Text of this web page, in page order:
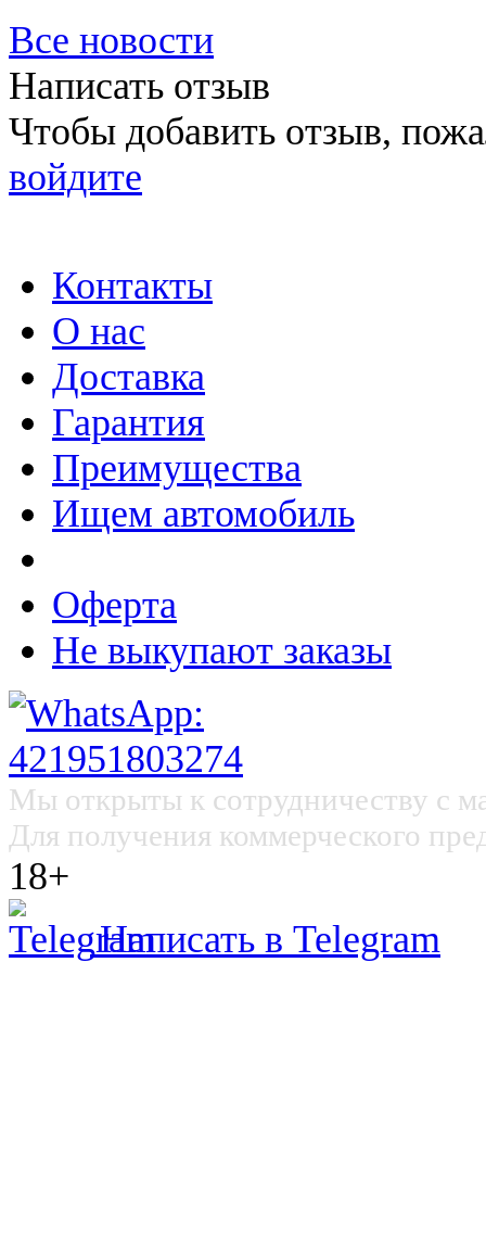
Все новости
Написать отзыв
Чтобы добавить отзыв,
войдите
Контакты
О нас
Доставка
Гарантия
Преимущества
Ищем автомобиль
Оферта
Не выкупают заказы
Мы открыты к сотрудничеству с
Для получения коммерческого
18+
Написать в Telegram